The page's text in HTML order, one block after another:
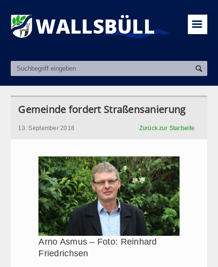
☰
Gemeinde fordert Straßensanierung
Zurück zur Startseite
13. September 2018
Arno Asmus – Foto: Reinhard
Friedrichsen